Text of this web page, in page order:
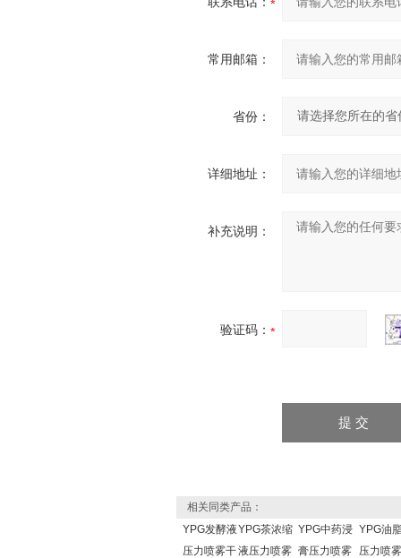
常用邮箱：
省份：
详细地址：
补充说明：
验证码：
相关同类产品：
YPG发酵液
压力喷雾干
YPG茶浓缩
液压力喷雾
YPG中药浸
膏压力喷雾
YPG油
压力喷